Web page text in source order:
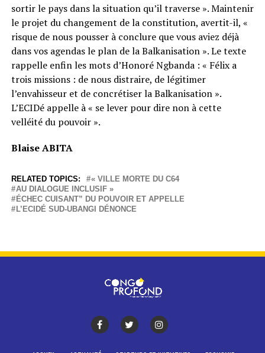
sortir le pays dans la situation qu’il traverse ». Maintenir
le projet du changement de la constitution, avertit-il, «
risque de nous pousser à conclure que vous aviez déjà
dans vos agendas le plan de la Balkanisation ». Le texte
rappelle enfin les mots d’Honoré Ngbanda : « Félix a
trois missions : de nous distraire, de légitimer
l’envahisseur et de concrétiser la Balkanisation ».
L’ECIDé appelle à « se lever pour dire non à cette
velléité du pouvoir ».
Blaise ABITA
RELATED TOPICS:
« VILLE MORTE DU C64
AU DIALOGUE INCLUSIF »
ÉCHEC CUISANT” DU POUVOIR ET APPELLE
L’ECIDÉ SUD-UBANGI DÉNONCE